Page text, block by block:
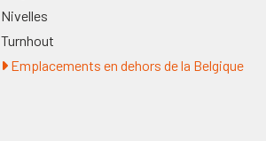
Nivelles
Turnhout
Emplacements en dehors de la Belgique